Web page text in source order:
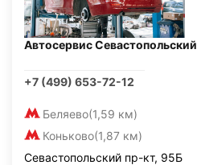
Автосервис Севастопольский
+7 (499) 653-72-12
Беляево(1,59 км)
Коньково(1,87 км)
Севастопольский пр-кт, 95Б